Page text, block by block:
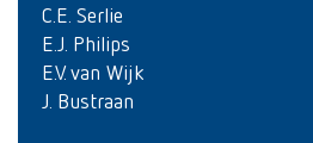
C.E. Serlie
E.J. Philips
E.V. van Wijk
J. Bustraan